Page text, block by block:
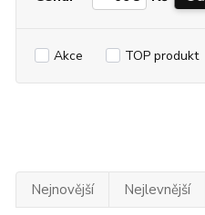
Akce TOP produkt
Nejnovější Nejlevnější